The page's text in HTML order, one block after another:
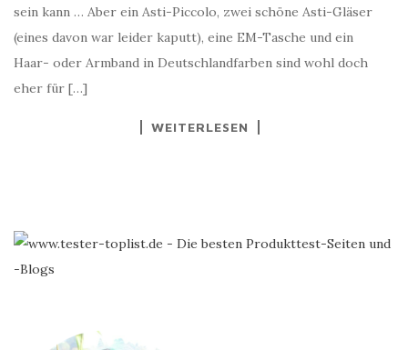
sein kann … Aber ein Asti-Piccolo, zwei schöne Asti-Gläser
(eines davon war leider kaputt), eine EM-Tasche und ein
Haar- oder Armband in Deutschlandfarben sind wohl doch
eher für […]
WEITERLESEN